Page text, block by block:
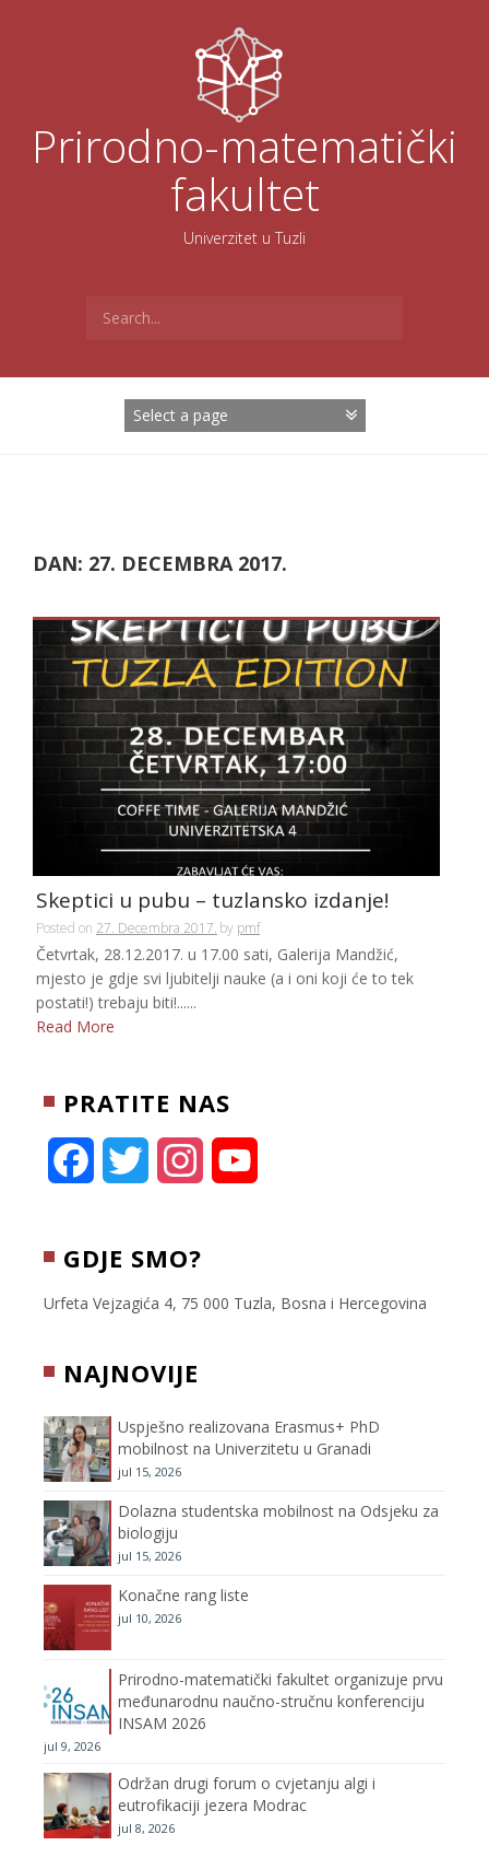
Prirodno-matematički
fakultet
Univerzitet u Tuzli
for:
DAN: 27. DECEMBRA 2017.
Skeptici u pubu – tuzlansko izdanje!
Posted on 27. Decembra 2017. by pmf
Četvrtak, 28.12.2017. u 17.00 sati, Galerija Mandžić,
mjesto je gdje svi ljubitelji nauke (a i oni koji će to tek
postati!) trebaju biti!......
Read More
PRATITE NAS
c
e
o
o
k
i
t
e
r
t
r
T
e
e
GDJE SMO?
Urfeta Vejzagića 4, 75 000 Tuzla, Bosna i Hercegovina
NAJNOVIJE
Uspješno realizovana Erasmus+ PhD
mobilnost na Univerzitetu u Granadi
jul 15, 2026
Dolazna studentska mobilnost na Odsjeku za
biologiju
jul 15, 2026
Konačne rang liste
jul 10, 2026
Prirodno-matematički fakultet organizuje prvu
međunarodnu naučno-stručnu konferenciju
INSAM 2026
jul 9, 2026
Održan drugi forum o cvjetanju algi i
eutrofikaciji jezera Modrac
jul 8, 2026